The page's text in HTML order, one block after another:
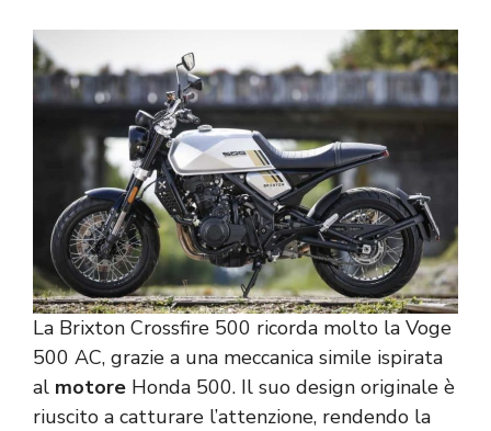
La Brixton Crossfire 500 ricorda molto la Voge
500 AC, grazie a una meccanica simile ispirata
al motore Honda 500. Il suo design originale è
riuscito a catturare l’attenzione, rendendo la